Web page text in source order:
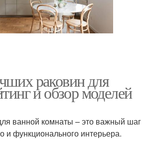
раковин для
и обзор моделей
ванной комнаты – это важный шаг
и функционального интерьера.